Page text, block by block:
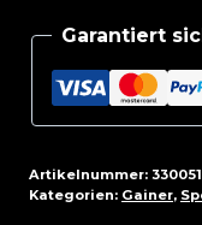
1000g
Menge
Garantiert
Artikelnummer: 330051
Kategorien: Gainer,